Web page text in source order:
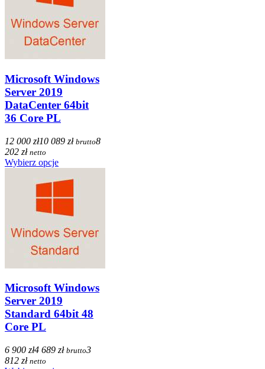
Microsoft Windows
Server 2019
DataCenter 64bit
36 Core PL
12 000 zł10 089 zł brutto8
202 zł netto
Wybierz opcje
Microsoft Windows
Server 2019
Standard 64bit 48
Core PL
6 900 zł4 689 zł brutto3
812 zł netto